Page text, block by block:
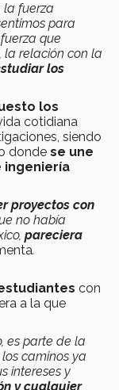
la fuerza
para
que
la relación con la
los
los
cotidiana
siendo
donde se une
ingeniería
proyectos con
no había
pareciera
.
con
a la que
es parte de la
caminos ya
intereses y
y cualquier